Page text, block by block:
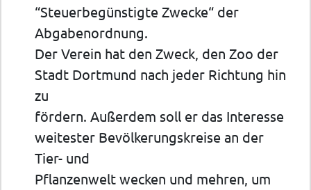
“Steuerbegünstigte Zwecke“ der
Abgabenordnung.
Der Verein hat den Zweck, den Zoo der
Stadt Dortmund nach jeder Richtung hin
zu
fördern. Außerdem soll er das Interesse
weitester Bevölkerungskreise an der
Tier- und
Pflanzenwelt wecken und mehren, um